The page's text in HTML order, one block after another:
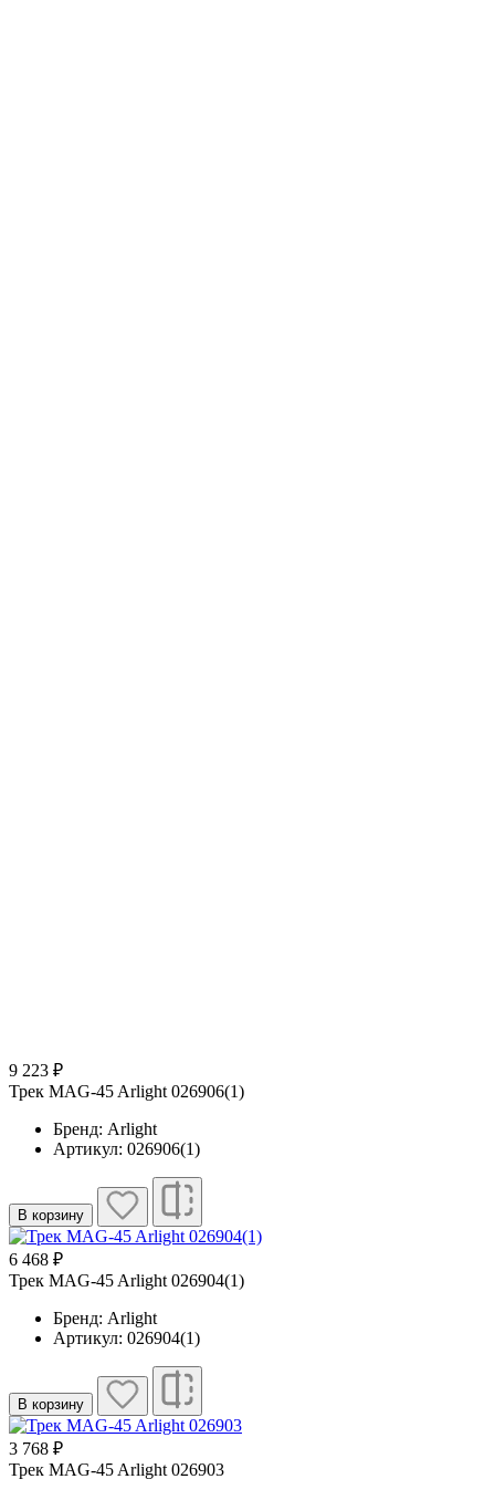
9 223 ₽
Трек MAG-45 Arlight 026906(1)
Бренд: Arlight
Артикул: 026906(1)
В корзину
6 468 ₽
Трек MAG-45 Arlight 026904(1)
Бренд: Arlight
Артикул: 026904(1)
В корзину
3 768 ₽
Трек MAG-45 Arlight 026903